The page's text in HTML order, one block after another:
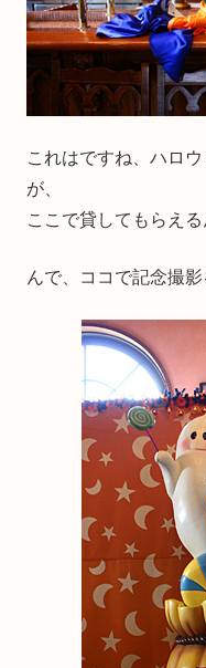
これはですね、ハロ
が、
ここで貸してもらえる
んで、ココで記念撮